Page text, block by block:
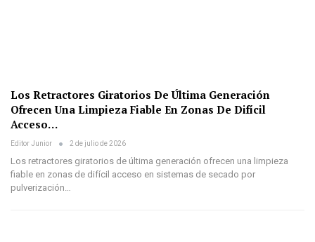
Los Retractores Giratorios De Última Generación
Ofrecen Una Limpieza Fiable En Zonas De Difícil
Acceso…
Editor Junior 2 de julio de 2026
Los retractores giratorios de última generación ofrecen una limpieza
fiable en zonas de difícil acceso en sistemas de secado por
pulverización…